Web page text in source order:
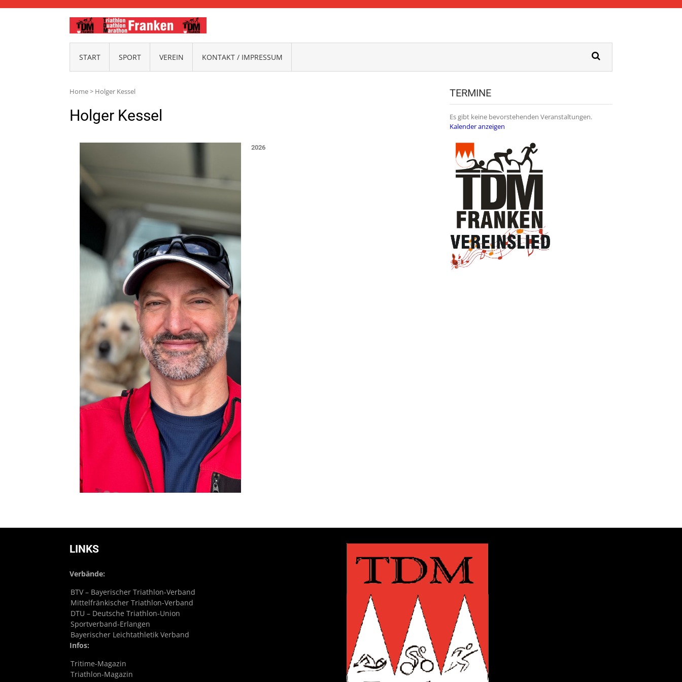
START SPORT VEREIN KONTAKT / IMPRESSUM
Home> Holger Kessel
Holger Kessel
2026
TERMINE
Es gibt keine bevorstehenden Veranstaltungen.
Kalender anzeigen
LINKS
Verbände:
BTV – Bayerischer Triathlon-Verband
Mittelfränkischer Triathlon-Verband
DTU – Deutsche Triathlon-Union
Sportverband-Erlangen
Bayerischer Leichtathletik Verband
Infos:
Tritime-Magazin
Triathlon-Magazin